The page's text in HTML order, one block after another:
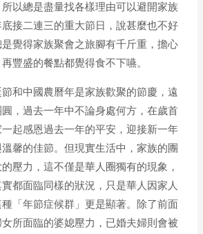
以總是盡量找各樣理由可以避開家族
接二連三的重大節日，說甚麼也不好
覺得家族聚會之旅腳有千斤重，擔心
豐盛的餐點都覺得食不下嚥。
和中國農曆年是家族歡聚的節慶，遠
，過去一年中不論身處何方，在歲首
起感恩過去一年的平安，迎接新一年
馨的佳節。但現實生活中，家族的團
壓力，這不僅是華人圈獨有的現象，
都面臨同樣的狀況，只是華人因家人
「年節症候群」更是顯著。除了前面
所面臨的婆媳壓力，已婚夫婦則會被